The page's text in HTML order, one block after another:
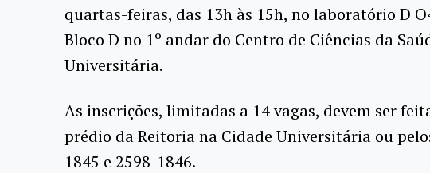
quartas-feiras, das 13h às 15h, no laboratório D
Bloco D no 1º andar do Centro de Ciências da
Universitária.
As inscrições, limitadas a 14 vagas, devem ser
prédio da Reitoria na Cidade Universitária ou
1845 e 2598-1846.